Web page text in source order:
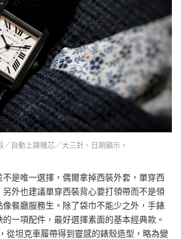
自動上鍊機芯／大三針、日期顯示。
是唯一選擇，偶爾拿掉西裝外套，單穿西
外也建議單穿西裝背心要打領帶而不是領
餐廳服務生。除了袋巾不能少之外，手錶
一項配件，最好選擇素面的基本經典款。
從坦克車履帶得到靈感的錶殼造型，略為變